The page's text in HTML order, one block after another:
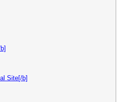
Site[/b]